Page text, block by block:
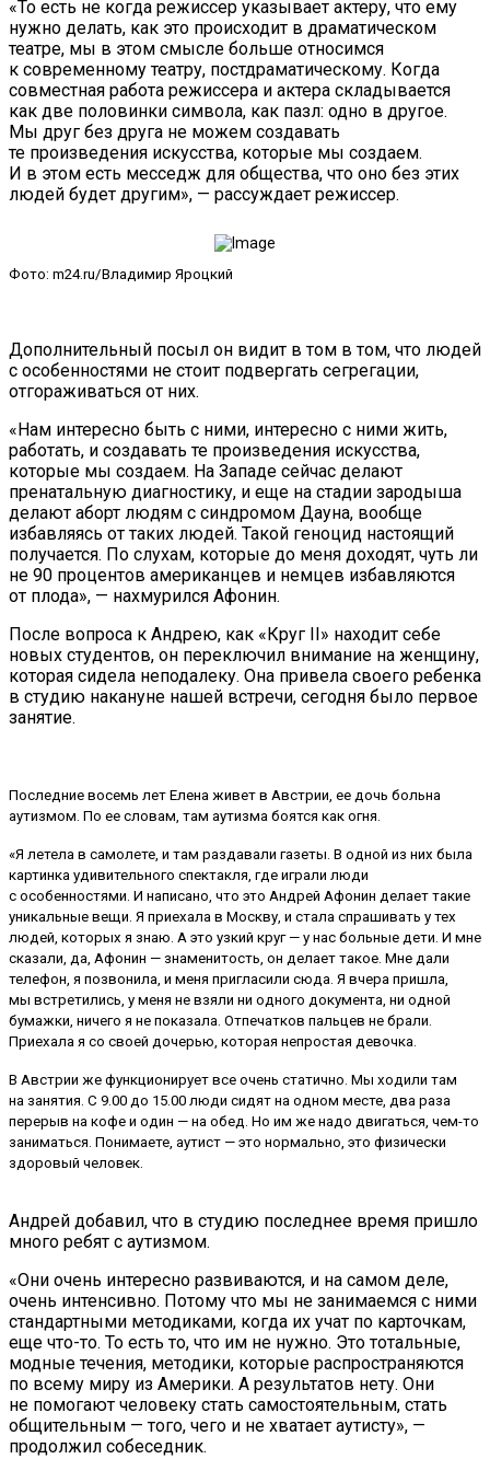
«То есть не когда режиссер указывает актеру, что ему
нужно делать, как это происходит в драматическом
театре, мы в этом смысле больше относимся
к современному театру, постдраматическому. Когда
совместная работа режиссера и актера складывается
как две половинки символа, как пазл: одно в другое.
Мы друг без друга не можем создавать
те произведения искусства, которые мы создаем.
И в этом есть месседж для общества, что оно без этих
людей будет другим», — рассуждает режиссер.
Фото: m24.ru/Владимир Яроцкий
Дополнительный посыл он видит в том в том, что людей
с особенностями не стоит подвергать сегрегации,
отгораживаться от них.
«Нам интересно быть с ними, интересно с ними жить,
работать, и создавать те произведения искусства,
которые мы создаем. На Западе сейчас делают
пренатальную диагностику, и еще на стадии зародыша
делают аборт людям с синдромом Дауна, вообще
избавляясь от таких людей. Такой геноцид настоящий
получается. По слухам, которые до меня доходят, чуть ли
не 90 процентов американцев и немцев избавляются
от плода», — нахмурился Афонин.
После вопроса к Андрею, как «Круг II» находит себе
новых студентов, он переключил внимание на женщину,
которая сидела неподалеку. Она привела своего ребенка
в студию накануне нашей встречи, сегодня было первое
занятие.
Последние восемь лет Елена живет в Австрии, ее дочь больна
аутизмом. По ее словам, там аутизма боятся как огня.
«Я летела в самолете, и там раздавали газеты. В одной из них была
картинка удивительного спектакля, где играли люди
с особенностями. И написано, что это Андрей Афонин делает такие
уникальные вещи. Я приехала в Москву, и стала спрашивать у тех
людей, которых я знаю. А это узкий круг — у нас больные дети. И мне
сказали, да, Афонин — знаменитость, он делает такое. Мне дали
телефон, я позвонила, и меня пригласили сюда. Я вчера пришла,
мы встретились, у меня не взяли ни одного документа, ни одной
бумажки, ничего я не показала. Отпечатков пальцев не брали.
Приехала я со своей дочерью, которая непростая девочка.
В Австрии же функционирует все очень статично. Мы ходили там
на занятия. С 9.00 до 15.00 люди сидят на одном месте, два раза
перерыв на кофе и один — на обед. Но им же надо двигаться, чем-то
заниматься. Понимаете, аутист — это нормально, это физически
здоровый человек.
Андрей добавил, что в студию последнее время пришло
много ребят с аутизмом.
«Они очень интересно развиваются, и на самом деле,
очень интенсивно. Потому что мы не занимаемся с ними
стандартными методиками, когда их учат по карточкам,
еще что-то. То есть то, что им не нужно. Это тотальные,
модные течения, методики, которые распространяются
по всему миру из Америки. А результатов нету. Они
не помогают человеку стать самостоятельным, стать
общительным — того, чего и не хватает аутисту», —
продолжил собеседник.